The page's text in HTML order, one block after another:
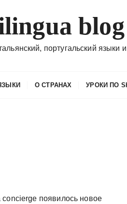
blog
португальский языки
О СТРАНАХ УРОКИ ПО
concierge появилось новое